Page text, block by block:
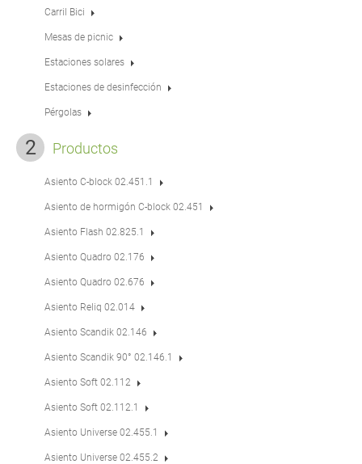
desinfección
estonio
Carril Bici
Mesas de picnic
Estaciones solares
Estaciones de desinfección
Pérgolas
Productos
Asiento C-block 02.451.1
Asiento de hormigón C-block 02.451
Asiento Flash 02.825.1
Asiento Quadro 02.176
Asiento Quadro 02.676
Asiento Reliq 02.014
Asiento Scandik 02.146
Asiento Scandik 90° 02.146.1
Asiento Soft 02.112
Asiento Soft 02.112.1
Asiento Universe 02.455.1
Asiento Universe 02.455.2